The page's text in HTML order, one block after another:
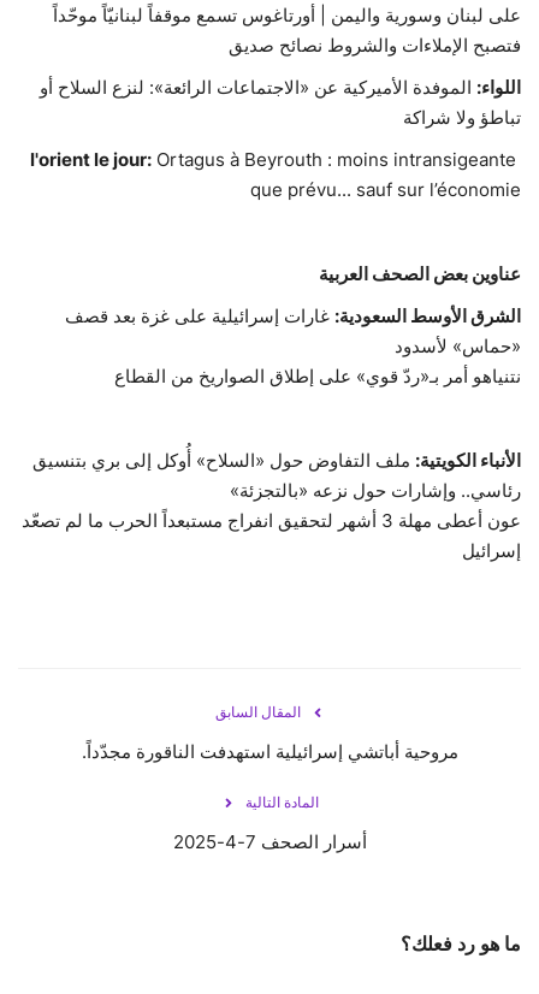
على لبنان وسورية واليمن | أورتاغوس تسمع موقفاً لبنانيّاً موحّداً
فتصبح الإملاءات والشروط نصائح صديق
اللواء: الموفدة الأميركية عن «الاجتماعات الرائعة»: لنزع السلاح أو
تباطؤ ولا شراكة
l'orient le jour: Ortagus à Beyrouth : moins intransigeante
que prévu... sauf sur l’économie
عناوين بعض الصحف العربية
الشرق الأوسط السعودية: غارات إسرائيلية على غزة بعد قصف
«حماس» لأسدود
نتنياهو أمر بـ«ردّ قوي» على إطلاق الصواريخ من القطاع
الأنباء الكويتية: ملف التفاوض حول «السلاح» أُوكل إلى بري بتنسيق
رئاسي.. وإشارات حول نزعه «بالتجزئة»
عون أعطى مهلة 3 أشهر لتحقيق انفراج مستبعداً الحرب ما لم تصعّد
إسرائيل
المقال السابق
مروحية أباتشي إسرائيلية استهدفت الناقورة مجدّداً.
المادة التالية
أسرار الصحف 7-4-2025
ما هو رد فعلك؟